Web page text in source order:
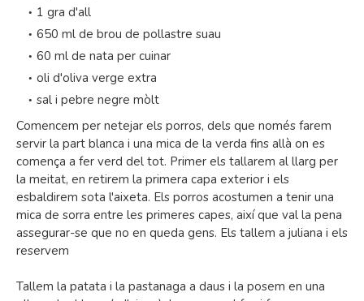
1 gra d'all
650 ml de brou de pollastre suau
60 ml de nata per cuinar
oli d'oliva verge extra
sal i pebre negre mòlt
Comencem per netejar els porros, dels que només farem
servir la part blanca i una mica de la verda fins allà on es
comença a fer verd del tot. Primer els tallarem al llarg per
la meitat, en retirem la primera capa exterior i els
esbaldirem sota l'aixeta. Els porros acostumen a tenir una
mica de sorra entre les primeres capes, així que val la pena
assegurar-se que no en queda gens. Els tallem a juliana i els
reservem
Tallem la patata i la pastanaga a daus i la posem en una